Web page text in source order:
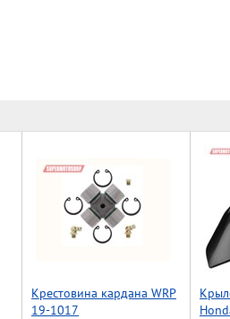
Крестовина кардана WRP
19-1017